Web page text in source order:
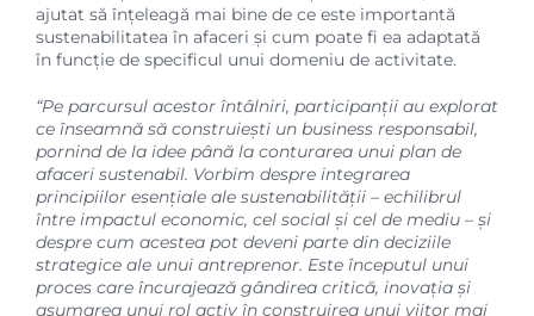
ajutat să înțeleagă mai bine de ce este importantă
sustenabilitatea în afaceri și cum poate fi ea adaptată
în funcție de specificul unui domeniu de activitate.
“Pe parcursul acestor întâlniri, participanții au explorat
ce înseamnă să construiești un business responsabil,
pornind de la idee până la conturarea unui plan de
afaceri sustenabil. Vorbim despre integrarea
principiilor esențiale ale sustenabilității – echilibrul
între impactul economic, cel social și cel de mediu – și
despre cum acestea pot deveni parte din deciziile
strategice ale unui antreprenor. Este începutul unui
proces care încurajează gândirea critică, inovația și
asumarea unui rol activ în construirea unui viitor mai